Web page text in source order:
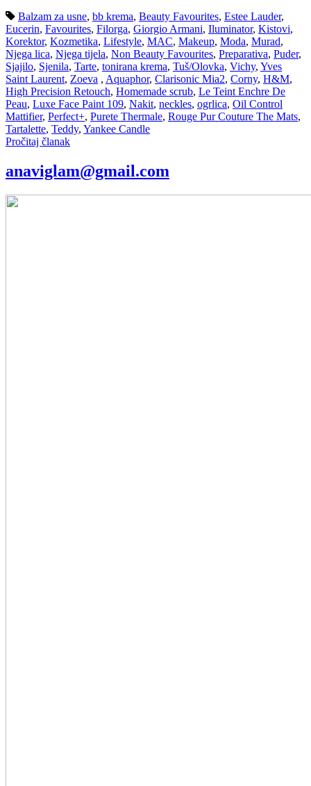
Balzam za usne, bb krema, Beauty Favourites, Estee Lauder,
Eucerin, Favourites, Filorga, Giorgio Armani, Iluminator, Kistovi,
Korektor, Kozmetika, Lifestyle, MAC, Makeup, Moda, Murad,
Njega lica, Njega tijela, Non Beauty Favourites, Preparativa, Puder,
Sjajilo, Sjenila, Tarte, tonirana krema, Tuš/Olovka, Vichy, Yves
Saint Laurent, Zoeva , Aquaphor, Clarisonic Mia2, Corny, H&M,
High Precision Retouch, Homemade scrub, Le Teint Enchre De
Peau, Luxe Face Paint 109, Nakit, neckles, ogrlica, Oil Control
Mattifier, Perfect+, Purete Thermale, Rouge Pur Couture The Mats,
Tartalette, Teddy, Yankee Candle
Pročitaj članak
anaviglam@gmail.com